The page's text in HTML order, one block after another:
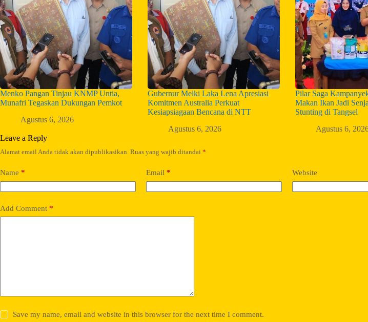
Menko Pangan Tinjau KNMP Untia,
Munafri Tegaskan Dukungan Pemkot
Agustus 6, 2026
Gubernur Melki Laka Lena Apresiasi
Komitmen Australia Perkuat
Kesiapsiagaan Bencana di NTT
Agustus 6, 2026
Pilar Saga
Makan Ikan Jadi
Stunting di Tangsel
Agustus 6,
Leave a Reply
Alamat email Anda tidak akan dipublikasikan. Ruas yang wajib ditandai *
Name * Email * Website
Add Comment *
Save my name, email and website in this browser for the next time I comment.